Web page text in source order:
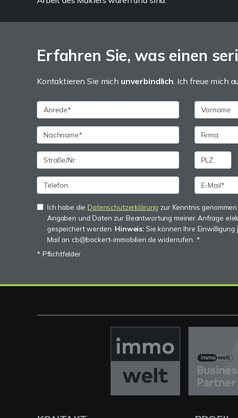
Erfahren Sie, was einen
Kontaktieren Sie mich unverbindlich. Ich freue mich
Ich habe die Datenschutzerklärung zur Kenntnis
Angaben und Daten zur Beantwortung meiner Anfrage
gespeichert werden. Hinweis:Sie können Ihre
Mail an cb@backert-immobilien.de widerrufen. *
* Pflichtfelder